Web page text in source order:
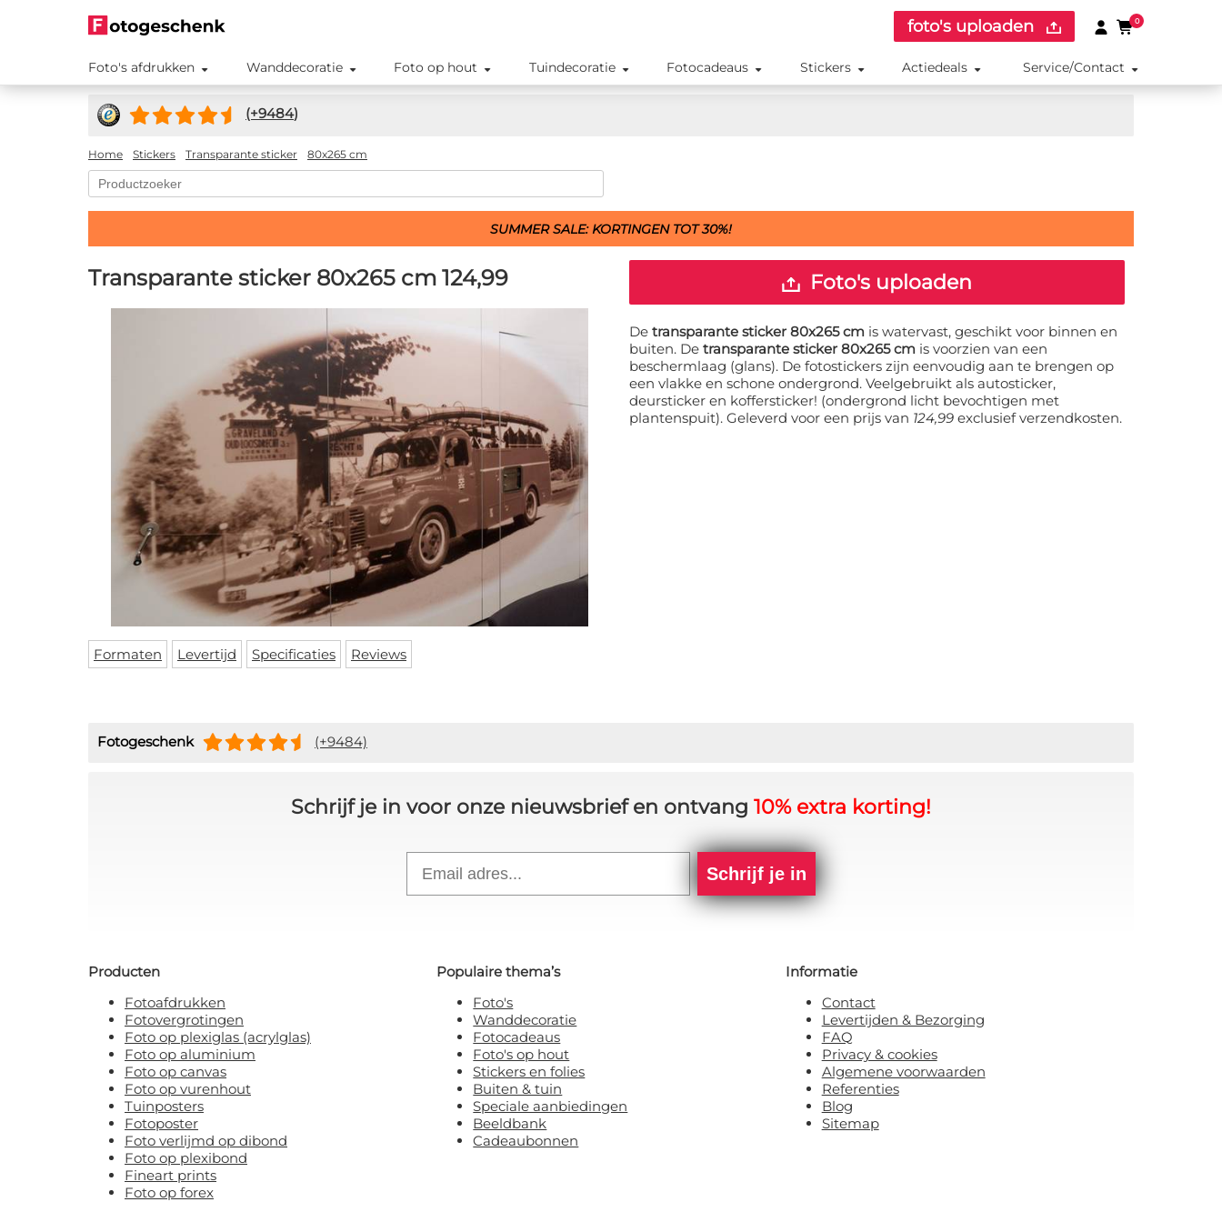
foto's uploaden 0
Foto's afdrukken Wanddecoratie Foto op hout Tuindecoratie Fotocadeaus Stickers Actiedeals Service/Contact
(+9484)
Home Stickers Transparante sticker 80x265 cm
SUMMER SALE: KORTINGEN TOT 30%!
Transparante sticker 80x265 cm 124,99
Formaten Levertijd Specificaties Reviews
Foto's uploaden
De transparante sticker 80x265 cm is watervast, geschikt voor binnen en
buiten. De transparante sticker 80x265 cm is voorzien van een
beschermlaag (glans). De fotostickers zijn eenvoudig aan te brengen op
een vlakke en schone ondergrond. Veelgebruikt als autosticker,
deursticker en koffersticker! (ondergrond licht bevochtigen met
plantenspuit). Geleverd voor een prijs van 124,99 exclusief verzendkosten.
Fotogeschenk (+9484)
Schrijf je in voor onze nieuwsbrief en ontvang 10% extra korting!
Schrijf je in
Producten
Fotoafdrukken
Fotovergrotingen
Foto op plexiglas (acrylglas)
Foto op aluminium
Foto op canvas
Foto op vurenhout
Tuinposters
Fotoposter
Foto verlijmd op dibond
Foto op plexibond
Fineart prints
Foto op forex
Populaire thema’s
Foto's
Wanddecoratie
Fotocadeaus
Foto's op hout
Stickers en folies
Buiten & tuin
Speciale aanbiedingen
Beeldbank
Cadeaubonnen
Informatie
Contact
Levertijden & Bezorging
FAQ
Privacy & cookies
Algemene voorwaarden
Referenties
Blog
Sitemap